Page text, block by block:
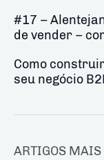
#17 –
de vender –
Como
seu negócio
ARTIGOS MAIS